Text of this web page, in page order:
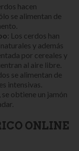
hacen
se alimentan de
: Los cerdos han
y además
por cereales y
al aire libre.
se alimentan de
intensivas.
obtiene un jamón
ONLINE